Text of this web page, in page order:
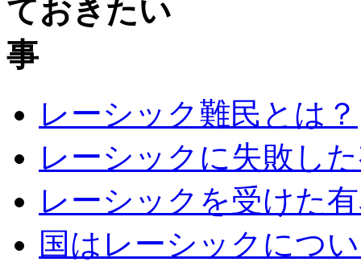
レーシック難民とは？
レーシックに失敗し
レーシックを受けた
国はレーシックにつ